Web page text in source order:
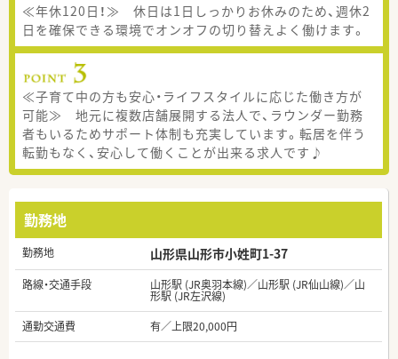
≪年休120日！≫ 休日は1日しっかりお休みのため、週休2
日を確保できる環境でオンオフの切り替えよく働けます。
≪子育て中の方も安心・ライフスタイルに応じた働き方が
可能≫ 地元に複数店舗展開する法人で、ラウンダー勤務
者もいるためサポート体制も充実しています。転居を伴う
転勤もなく、安心して働くことが出来る求人です♪
勤務地
勤務地 山形県山形市小姓町1-37
路線・交通手段 山形駅 (JR奥羽本線)／山形駅 (JR仙山線)／山
形駅 (JR左沢線)
通勤交通費
有／上限20,000円